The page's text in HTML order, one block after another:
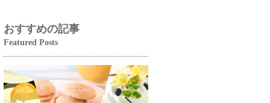
おすすめの記事
Featured Posts